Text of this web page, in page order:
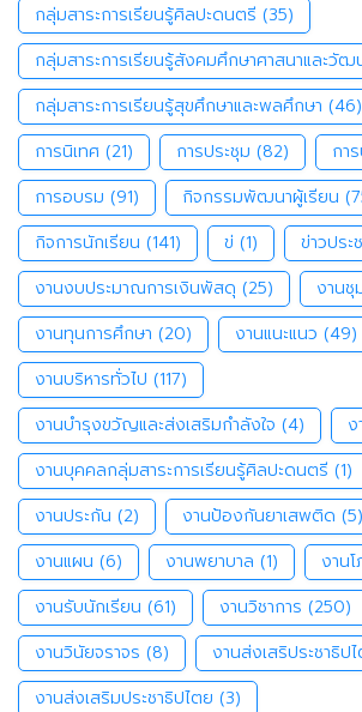
กลุ่มสาระการเรียนรู้ศิลปะดนตรี (35)
กลุ่มสาระการเรียนรู้สังคมศึกษาศาสนาและวัฒ
กลุ่มสาระการเรียนรู้สุขศึกษาและพลศึกษา (46)
การนิเทศ (21) การประชุม (82) กา
การอบรม (91) กิจกรรมพัฒนาผู้เรียน
กิจการนักเรียน (141) ข่ (1) ข่าวปร
งานงบประมาณการเงินพัสดุ (25) งานชุ
งานทุนการศึกษา (20) งานแนะแนว (49)
งานบริหารทั่วไป (117)
งานบำรุงขวัญและส่งเสริมกำลังใจ (4)
งานบุคคลกลุ่มสาระการเรียนรู้ศิลปะดนตรี (1)
งานประกัน (2) งานป้องกันยาเสพติด (5)
งานแผน (6) งานพยาบาล (1) งาน
งานรับนักเรียน (61) งานวิชาการ (250)
งานวินัยจราจร (8) งานส่งเสริประชาธิป
งานส่งเสริมประชาธิปไตย (3)